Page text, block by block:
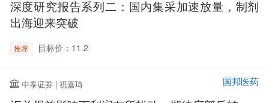
深度研究报告系列二：国内集采加速放量，制剂
出海迎来突破
推荐 目标价：11.2
中泰证券 | 祝嘉琦 国邦医药